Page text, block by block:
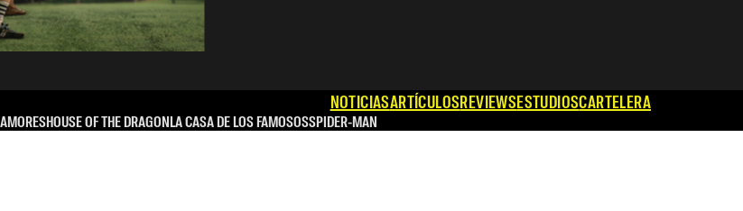
NOTICIASARTÍCULOSREVIEWSESTUDIOSCARTELERA
HOUSE OF THE DRAGONLA CASA DE LOS FAMOSOSSPIDER-MAN